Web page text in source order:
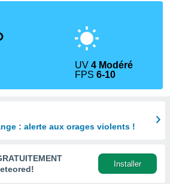
UV4 Modéré
FPS6-10
: alerte aux orages violents !
Installer